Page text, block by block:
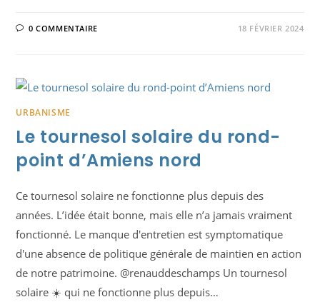
0 COMMENTAIRE 18 FÉVRIER 2024
URBANISME
Le tournesol solaire du rond-
point d’Amiens nord
Ce tournesol solaire ne fonctionne plus depuis des
années. L’idée était bonne, mais elle n’a jamais vraiment
fonctionné. Le manque d'entretien est symptomatique
d'une absence de politique générale de maintien en action
de notre patrimoine. @renauddeschamps Un tournesol
solaire ☀️ qui ne fonctionne plus depuis…